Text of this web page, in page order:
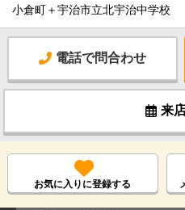
小倉町＋宇治市立北宇治中学校
電話で問合わせ
来
お気に入りに登録する